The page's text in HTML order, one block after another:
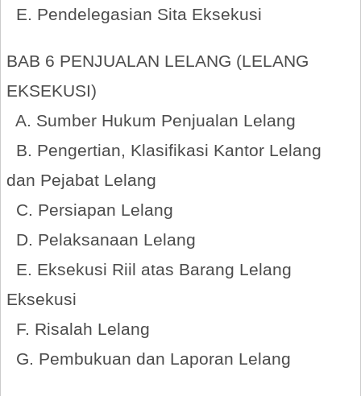
E. Pendelegasian Sita Eksekusi
BAB 6 PENJUALAN LELANG (LELANG
EKSEKUSI)
A. Sumber Hukum Penjualan Lelang
B. Pengertian, Klasifikasi Kantor Lelang
dan Pejabat Lelang
C. Persiapan Lelang
D. Pelaksanaan Lelang
E. Eksekusi Riil atas Barang Lelang
Eksekusi
F. Risalah Lelang
G. Pembukuan dan Laporan Lelang